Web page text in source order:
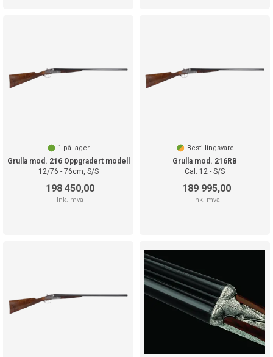
1 på lager
Grulla mod. 216 Oppgradert modell
12/76 - 76cm, S/S
198 450,00
Ink. mva
Bestillingsvare
Grulla mod. 216RB
Cal. 12 - S/S
189 995,00
Ink. mva